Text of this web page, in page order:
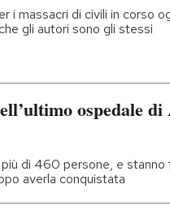
i massacri di civili in corso
gli autori sono gli stessi
ospedale
di 460 persone, e stanno
averla conquistata